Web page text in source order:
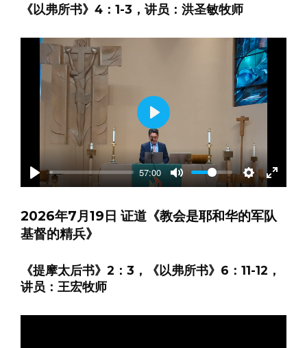
《以弗所书》4：1-3，讲员：洪圣敏牧师
Play
57:00
Mute Settings
Enter
Play
2026年7月19日 证道《教会是耶和华的军队
基督的精兵》
《提摩太后书》2：3，《以弗所书》6：11-12，
讲员：王宏牧师